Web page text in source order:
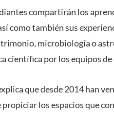
compartirán los
como también sus
microbiología o
científica por los equipos
que desde 2014 han
los espacios que